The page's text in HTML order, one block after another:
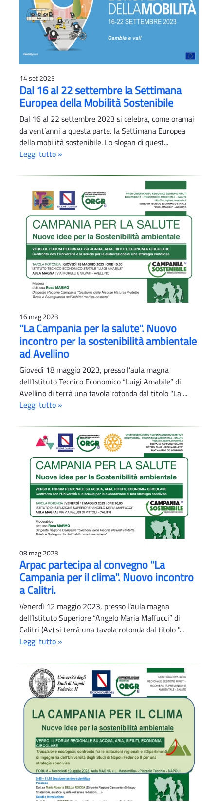
14 set 2023
Dal 16 al 22 settembre la Settimana
Europea della Mobilità Sostenibile
Dal 16 al 22 settembre 2023 si celebra, come oramai
da vent’anni a questa parte, la Settimana Europea
della mobilità sostenibile. Lo slogan di quest...
Leggi tutto »
16 mag 2023
"La Campania per la salute". Nuovo
incontro per la sostenibilità ambientale
ad Avellino
Giovedì 18 maggio 2023, presso l’aula magna
dell’Istituto Tecnico Economico “Luigi Amabile” di
Avellino di terrà una tavola rotonda dal titolo "La ...
Leggi tutto »
08 mag 2023
Arpac partecipa al convegno "La
Campania per il clima". Nuovo incontro
a Calitri.
Venerdì 12 maggio 2023, presso l’aula magna
dell’Istituto Superiore “Angelo Maria Maffucci” di
Calitri (Av) si terrà una tavola rotonda dal titolo "...
Leggi tutto »